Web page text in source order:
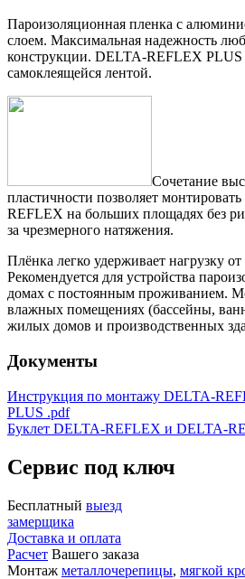
Пароизоляционная пленка с
слоем. Максимальная надежность
конструкции. DELTA-REFLEX PLUS
самоклеящейся лентой.
Сочетание
пластичности позволяет
REFLEX на больших площадях без
за чрезмерного натяжения.
Плёнка легко удерживает нагрузку от
Рекомендуется для устройства
домах с постоянным проживанием.
влажных помещениях (бассейны,
жилых домов и производственных
Документы
Инструкция по монтажу DELTA-
PLUS .pdf
Буклет DELTA-REFLEX и DELTA-
Сервис под ключ
Бесплатный выезд
замерщика
Доставка и оплата
Расчет Вашего заказа
Монтаж металлочерепицы, мягкой